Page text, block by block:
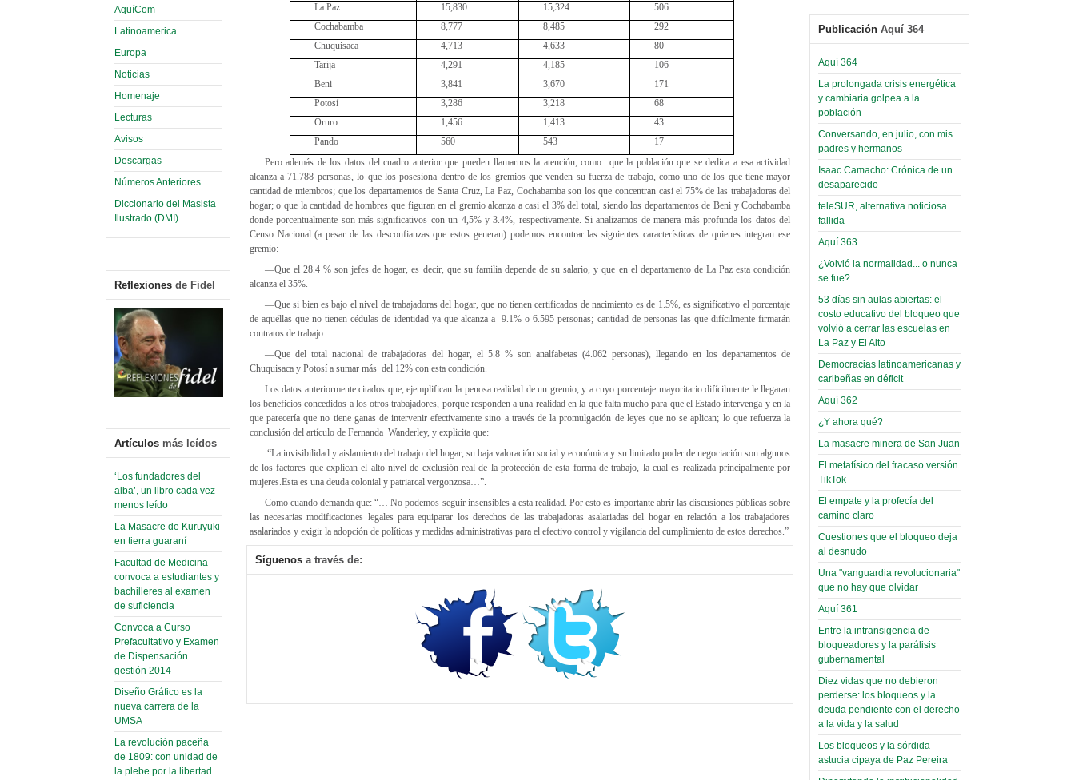
AquíCom
Latinoamerica
Europa
Noticias
Homenaje
Lecturas
Avisos
Descargas
Números Anteriores
Diccionario del Masista
Ilustrado (DMI)
Reflexiones de Fidel
Artículos más leídos
‘Los fundadores del
alba’, un libro cada vez
menos leído
La Masacre de Kuruyuki
en tierra guaraní
Facultad de Medicina
convoca a estudiantes y
bachilleres al examen
de suficiencia
Convoca a Curso
Prefacultativo y Examen
de Dispensación
gestión 2014
Diseño Gráfico es la
nueva carrera de la
UMSA
La revolución paceña
de 1809: con unidad de
la plebe por la libertad…
La Paz
15,830 15,324
506
Cochabamba
8,777 8,485
292
Chuquisaca
4,713 4,633
80
Tarija
4,291 4,185
106
Beni
3,841 3,670
171
Potosí
3,286 3,218
68
Oruro
1,456 1,413
43
Pando
560 543
17
Pero además de los datos del cuadro anterior que pueden llamarnos la atención; como que la población que se dedica a esa actividad
alcanza a 71.788 personas, lo que los posesiona dentro de los gremios que venden su fuerza de trabajo, como uno de los que tiene mayor
cantidad de miembros; que los departamentos de Santa Cruz, La Paz, Cochabamba son los que concentran casi el 75% de las trabajadoras del
hogar; o que la cantidad de hombres que figuran en el gremio alcanza a casi el 3% del total, siendo los departamentos de Beni y Cochabamba
donde porcentualmente son más significativos con un 4,5% y 3.4%, respectivamente. Si analizamos de manera más profunda los datos del
Censo Nacional (a pesar de las desconfianzas que estos generan) podemos encontrar las siguientes características de quienes integran ese
gremio:
—Que el 28.4 % son jefes de hogar, es decir, que su familia depende de su salario, y que en el departamento de La Paz esta condición
alcanza el 35%.
—Que si bien es bajo el nivel de trabajadoras del hogar, que no tienen certificados de nacimiento es de 1.5%, es significativo el porcentaje
de aquéllas que no tienen cédulas de identidad ya que alcanza a 9.1% o 6.595 personas; cantidad de personas las que difícilmente firmarán
contratos de trabajo.
—Que del total nacional de trabajadoras del hogar, el 5.8 % son analfabetas (4.062 personas), llegando en los departamentos de
Chuquisaca y Potosí a sumar más del 12% con esta condición.
Los datos anteriormente citados que, ejemplifican la penosa realidad de un gremio, y a cuyo porcentaje mayoritario difícilmente le llegaran
los beneficios concedidos a los otros trabajadores, porque responden a una realidad en la que falta mucho para que el Estado intervenga y en la
que parecería que no tiene ganas de intervenir efectivamente sino a través de la promulgación de leyes que no se aplican; lo que refuerza la
conclusión del artículo de Fernanda Wanderley, y explicita que:
“La invisibilidad y aislamiento del trabajo del hogar, su baja valoración social y económica y su limitado poder de negociación son algunos
de los factores que explican el alto nivel de exclusión real de la protección de esta forma de trabajo, la cual es realizada principalmente por
mujeres. Esta es una deuda colonial y patriarcal vergonzosa…”.
Como cuando demanda que: “… No podemos seguir insensibles a esta realidad. Por esto es importante abrir las discusiones públicas sobre
las necesarias modificaciones legales para equiparar los derechos de las trabajadoras asalariadas del hogar en relación a los trabajadores
asalariados y exigir la adopción de políticas y medidas administrativas para el efectivo control y vigilancia del cumplimiento de estos derechos.”
Síguenos a través de:
certificados por apoyo al
Séptimo Encuentro de
Sábado, 14 Octubre 2023
Leer Más...
Trabajo Social de la UMSA
volverá a las urnas para elegir a
su directora
Sábado, 14 Octubre 2023
Leer Más...
Candidatos del MAS se
presentarán en la UMSA
Jueves, 14 Septiembre 2023
Leer Más...
Carrera de Geografía realiza
Segundo Congreso Nacional
Viernes, 14 Octubre 2022
Leer Más...
Docentes y estudiantes de
Trabajo Social de la UMSA
elegirán directora
Viernes, 14 Octubre 2022
Leer Más...
“Tuna Femenina San Andrés”
toca y canta con coraje
Miércoles, 14 Septiembre 2022
Leer Más...
Posesionan a dirigentes de
Asociación de Docentes
Domingo, 14 Agosto 2022
Leer Más...
y esconder la
mano
El Infamatorio
Jueves, 10 Diciembre 2020
Read more...
Infierno Covid
parte VI:
Gabinete de
Áñez se atribuye
construcción de
hospitales
prefabricados en
la que no tuvo
participación;
más de 24 horas
después rectifica
parcialmente
El Infamatorio
Miércoles, 09 Diciembre 2020
Read more...
Interpretación
de un álbum de
narco-fotos
(Miscelánea
Palaciega 8)
El Infamatorio
Miércoles, 19 Junio 2019
Read more...
Cosmética
descolonizadora
(Miscelánea
palaciega 7)
El Infamatorio
Lunes, 27 Mayo 2019
Read more...
Creacionismo,
filtraciones e
inicio de la
campaña del
Publicación Aquí 364
Aquí 364
La prolongada crisis energética
y cambiaria golpea a la
población
Conversando, en julio, con mis
padres y hermanos
Isaac Camacho: Crónica de un
desaparecido
teleSUR, alternativa noticiosa
fallida
Aquí 363
¿Volvió la normalidad... o nunca
se fue?
53 días sin aulas abiertas: el
costo educativo del bloqueo que
volvió a cerrar las escuelas en
La Paz y El Alto
Democracias latinoamericanas y
caribeñas en déficit
Aquí 362
¿Y ahora qué?
La masacre minera de San Juan
El metafísico del fracaso versión
TikTok
El empate y la profecía del
camino claro
Cuestiones que el bloqueo deja
al desnudo
Una "vanguardia revolucionaria"
que no hay que olvidar
Aquí 361
Entre la intransigencia de
bloqueadores y la parálisis
gubernamental
Diez vidas que no debieron
perderse: los bloqueos y la
deuda pendiente con el derecho
a la vida y la salud
Los bloqueos y la sórdida
astucia cipaya de Paz Pereira